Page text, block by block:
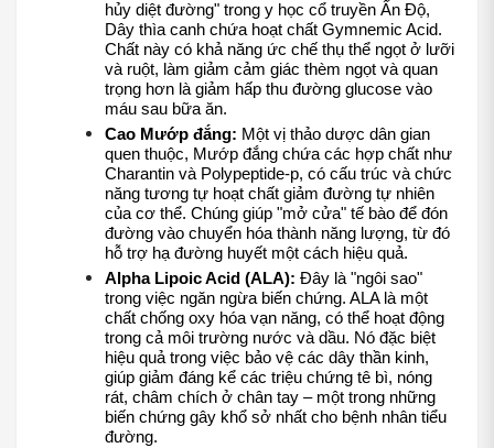
hủy diệt đường" trong y học cổ truyền Ấn Độ,
Dây thìa canh chứa hoạt chất Gymnemic Acid.
Chất này có khả năng ức chế thụ thể ngọt ở lưỡi
và ruột, làm giảm cảm giác thèm ngọt và quan
trọng hơn là giảm hấp thu đường glucose vào
máu sau bữa ăn.
Cao Mướp đắng: Một vị thảo dược dân gian
quen thuộc, Mướp đắng chứa các hợp chất như
Charantin và Polypeptide-p, có cấu trúc và chức
năng tương tự hoạt chất giảm đường tự nhiên
của cơ thể. Chúng giúp "mở cửa" tế bào để đón
đường vào chuyển hóa thành năng lượng, từ đó
hỗ trợ hạ đường huyết một cách hiệu quả.
Alpha Lipoic Acid (ALA): Đây là "ngôi sao"
trong việc ngăn ngừa biến chứng. ALA là một
chất chống oxy hóa vạn năng, có thể hoạt động
trong cả môi trường nước và dầu. Nó đặc biệt
hiệu quả trong việc bảo vệ các dây thần kinh,
giúp giảm đáng kể các triệu chứng tê bì, nóng
rát, châm chích ở chân tay – một trong những
biến chứng gây khổ sở nhất cho bệnh nhân tiểu
đường.